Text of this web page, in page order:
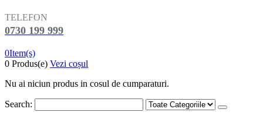
TELEFON
0730 199 999
0Item(s)
0 Produs(e) Vezi coșul
Nu ai niciun produs in cosul de cumparaturi.
Search: